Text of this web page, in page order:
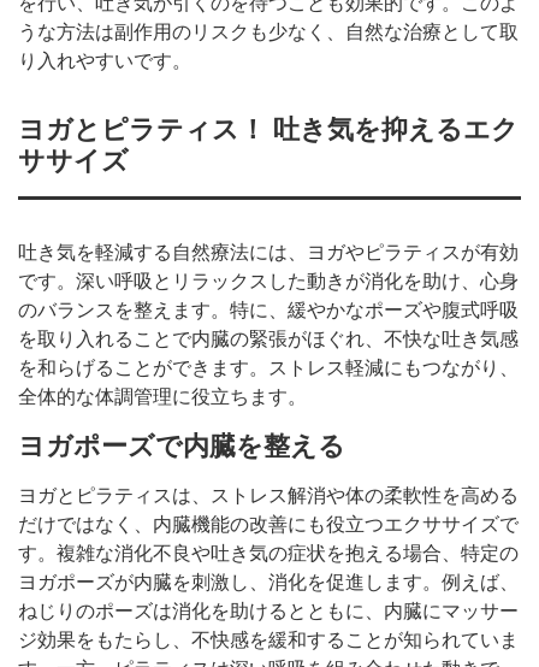
うな方法は副作用のリスクも少なく、自然な治療として取
り入れやすいです。
ヨガとピラティス！ 吐き気を抑えるエク
ササイズ
吐き気を軽減する自然療法には、ヨガやピラティスが有効
です。深い呼吸とリラックスした動きが消化を助け、心身
のバランスを整えます。特に、緩やかなポーズや腹式呼吸
を取り入れることで内臓の緊張がほぐれ、不快な吐き気感
を和らげることができます。ストレス軽減にもつながり、
全体的な体調管理に役立ちます。
ヨガポーズで内臓を整える
ヨガとピラティスは、ストレス解消や体の柔軟性を高める
だけではなく、内臓機能の改善にも役立つエクササイズで
す。複雑な消化不良や吐き気の症状を抱える場合、特定の
ヨガポーズが内臓を刺激し、消化を促進します。例えば、
ねじりのポーズは消化を助けるとともに、内臓にマッサー
ジ効果をもたらし、不快感を緩和することが知られていま